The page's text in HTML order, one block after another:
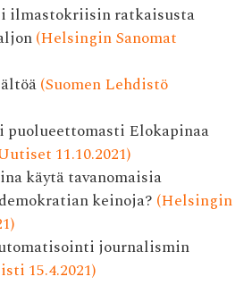
ilmasto­kriisin ratkaisusta
(Helsingin Sanomat
(Suomen Lehdistö
Elokapinaa
11.10.2021)
käytä tavanomaisia
keinoja? (Helsingin
journalismin
15.4.2021)